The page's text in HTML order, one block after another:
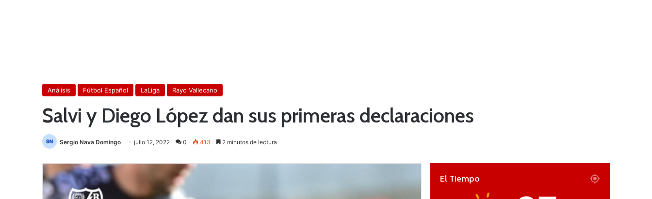
Análisis Fútbol Español LaLiga Rayo Vallecano
Salvi y Diego López dan sus primeras declaraciones
Sergio Nava Domingo julio 12, 2022 0 413 2 minutos de lectura
El Tiempo